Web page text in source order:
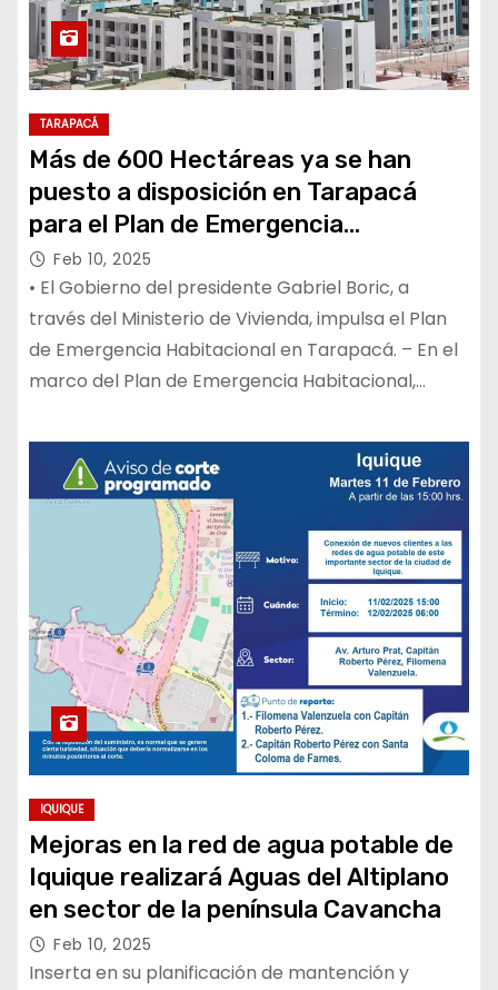
TARAPACÁ
Más de 600 Hectáreas ya se han
puesto a disposición en Tarapacá
para el Plan de Emergencia
Habitacional
Feb 10, 2025
• El Gobierno del presidente Gabriel Boric, a
través del Ministerio de Vivienda, impulsa el Plan
de Emergencia Habitacional en Tarapacá. – En el
marco del Plan de Emergencia Habitacional,…
IQUIQUE
Mejoras en la red de agua potable de
Iquique realizará Aguas del Altiplano
en sector de la península Cavancha
Feb 10, 2025
Inserta en su planificación de mantención y